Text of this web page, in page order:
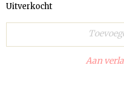
Uitverkocht
Aan